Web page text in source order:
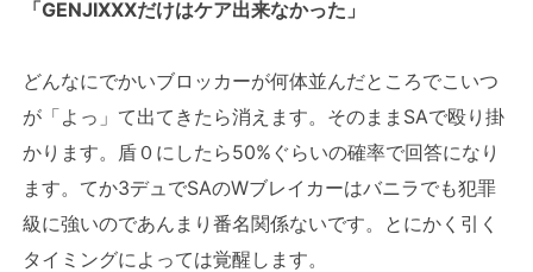
「GENJIXXXだけはケア出来なかった」
どんなにでかいブロッカーが何体並んだところでこいつ
が「よっ」て出てきたら消えます。そのままSAで殴り掛
かります。盾０にしたら50%ぐらいの確率で回答になり
ます。てか3デュでSAのWブレイカーはバニラでも犯罪
級に強いのであんまり番名関係ないです。とにかく引く
タイミングによっては覚醒します。